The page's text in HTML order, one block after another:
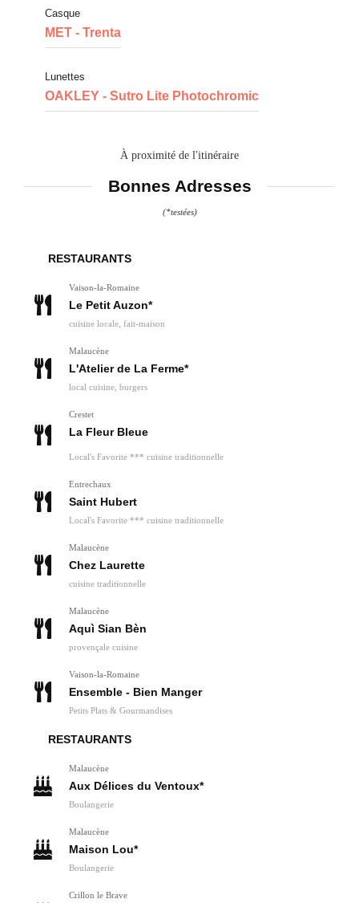
Casque
MET - Trenta
Lunettes
OAKLEY - Sutro Lite Photochromic
À proximité de l'itinéraire
Bonnes Adresses
(*testées)
RESTAURANTS
Vaison-la-Romaine
Le Petit Auzon*
cuisine locale, fait-maison
Malaucène
L'Atelier de La Ferme*
local cuisine, burgers
Crestet
La Fleur Bleue
Local's Favorite *** cuisine traditionnelle
Entrechaux
Saint Hubert
Local's Favorite *** cuisine traditionnelle
Malaucène
Chez Laurette
cuisine traditionnelle
Malaucène
Aquì Sian Bèn
provençale cuisine
Vaison-la-Romaine
Ensemble - Bien Manger
Petits Plats & Gourmandises
RESTAURANTS
Malaucène
Aux Délices du Ventoux*
Boulangerie
Malaucène
Maison Lou*
Boulangerie
Crillon le Brave